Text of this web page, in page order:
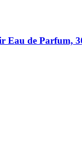
Eau de Parfum,